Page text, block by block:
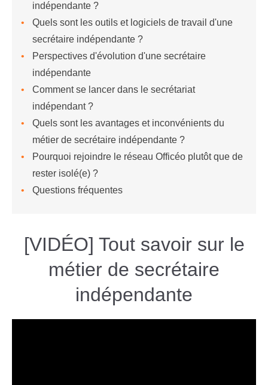
indépendante ?
Quels sont les outils et logiciels de travail d'une
secrétaire indépendante ?
Perspectives d'évolution d'une secrétaire
indépendante
Comment se lancer dans le secrétariat
indépendant ?
Quels sont les avantages et inconvénients du
métier de secrétaire indépendante ?
Pourquoi rejoindre le réseau Officéo plutôt que de
rester isolé(e) ?
Questions fréquentes
[VIDÉO] Tout savoir sur le
métier de secrétaire
indépendante